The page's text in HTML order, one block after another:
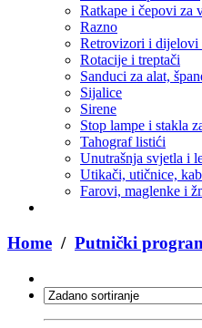
Ratkape i čepovi za
Razno
Retrovizori i dijelovi
Rotacije i treptači
Sanduci za alat,
Sijalice
Sirene
Stop lampe i stakla
Tahograf listići
Unutrašnja svjetla i
Utikači, utičnice,
Farovi, maglenke i
Home / Putnički